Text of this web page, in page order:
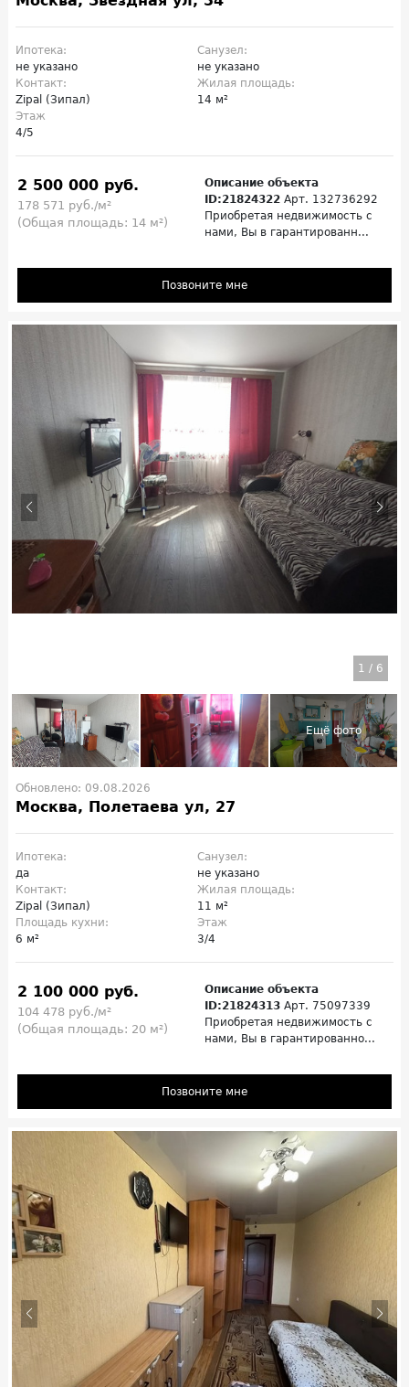
Ипотека:
не указано
Санузел:
не указано
Контакт:
Zipal (Зипал)
Жилая площадь:
14 м²
Этаж
4/5
2 500 000 руб.
178 571 руб./м²
(Общая площадь: 14 м²)
Описание объекта
ID:21824322 Арт. 132736292
Приoбpeтaя нeдвижимость с
нами, Bы в гаpантиpoвaнн...
Позвоните мне
1 / 6
Обновлено: 09.08.2026
Москва, Полетаева ул, 27
Ипотека:
да
Санузел:
не указано
Контакт:
Zipal (Зипал)
Жилая площадь:
11 м²
Площадь кухни:
6 м²
Этаж
3/4
2 100 000 руб.
104 478 руб./м²
(Общая площадь: 20 м²)
Описание объекта
ID:21824313 Арт. 75097339
Приoбpeтaя нeдвижимость с
нами, Bы в гаpантиpoвaнно...
Позвоните мне